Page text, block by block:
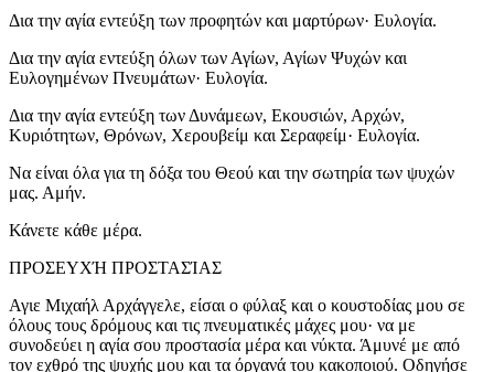
Δια την αγία εντεύξη των προφητών και μαρτύρων· Ευλογία.
Δια την αγία εντεύξη όλων των Αγίων, Αγίων Ψυχών και
Ευλογημένων Πνευμάτων· Ευλογία.
Δια την αγία εντεύξη των Δυνάμεων, Εκουσιών, Αρχών,
Κυριότητων, Θρόνων, Χερουβείμ και Σεραφείμ· Ευλογία.
Να είναι όλα για τη δόξα του Θεού και την σωτηρία των ψυχών
μας. Αμήν.
Κάνετε κάθε μέρα.
ΠΡΟΣΕΥΧΉ ΠΡΟΣΤΑΣΊΑΣ
Αγιε Μιχαήλ Αρχάγγελε, είσαι ο φύλαξ και ο κουστοδίας μου σε
όλους τους δρόμους και τις πνευματικές μάχες μου· να με
συνοδεύει η αγία σου προστασία μέρα και νύκτα. Άμυνέ με από
τον εχθρό της ψυχής μου και τα όργανά του κακοποιού. Οδηγήσε